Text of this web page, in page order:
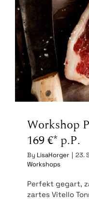
Workshop
Workshop
169 €* p.P.
By LisaHorger | 23.
Workshops
Perfekt gegart,
zartes Vitello